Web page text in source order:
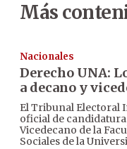
Más
Nacionales
Derecho UNA:
a decano y
El Tribunal Electoral
oficial de
Vicedecano de la
Sociales de la